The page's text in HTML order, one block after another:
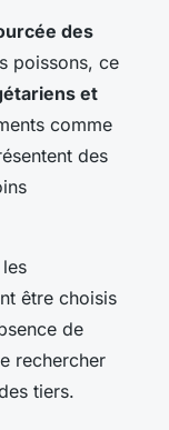
des
poissons, ce
et
comme
des
être choisis
de
rechercher
tiers.